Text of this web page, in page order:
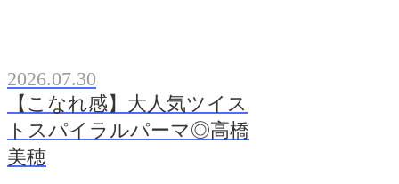
2026.07.30
【こなれ感】大人気ツイス
トスパイラルパーマ◎高橋
美穂